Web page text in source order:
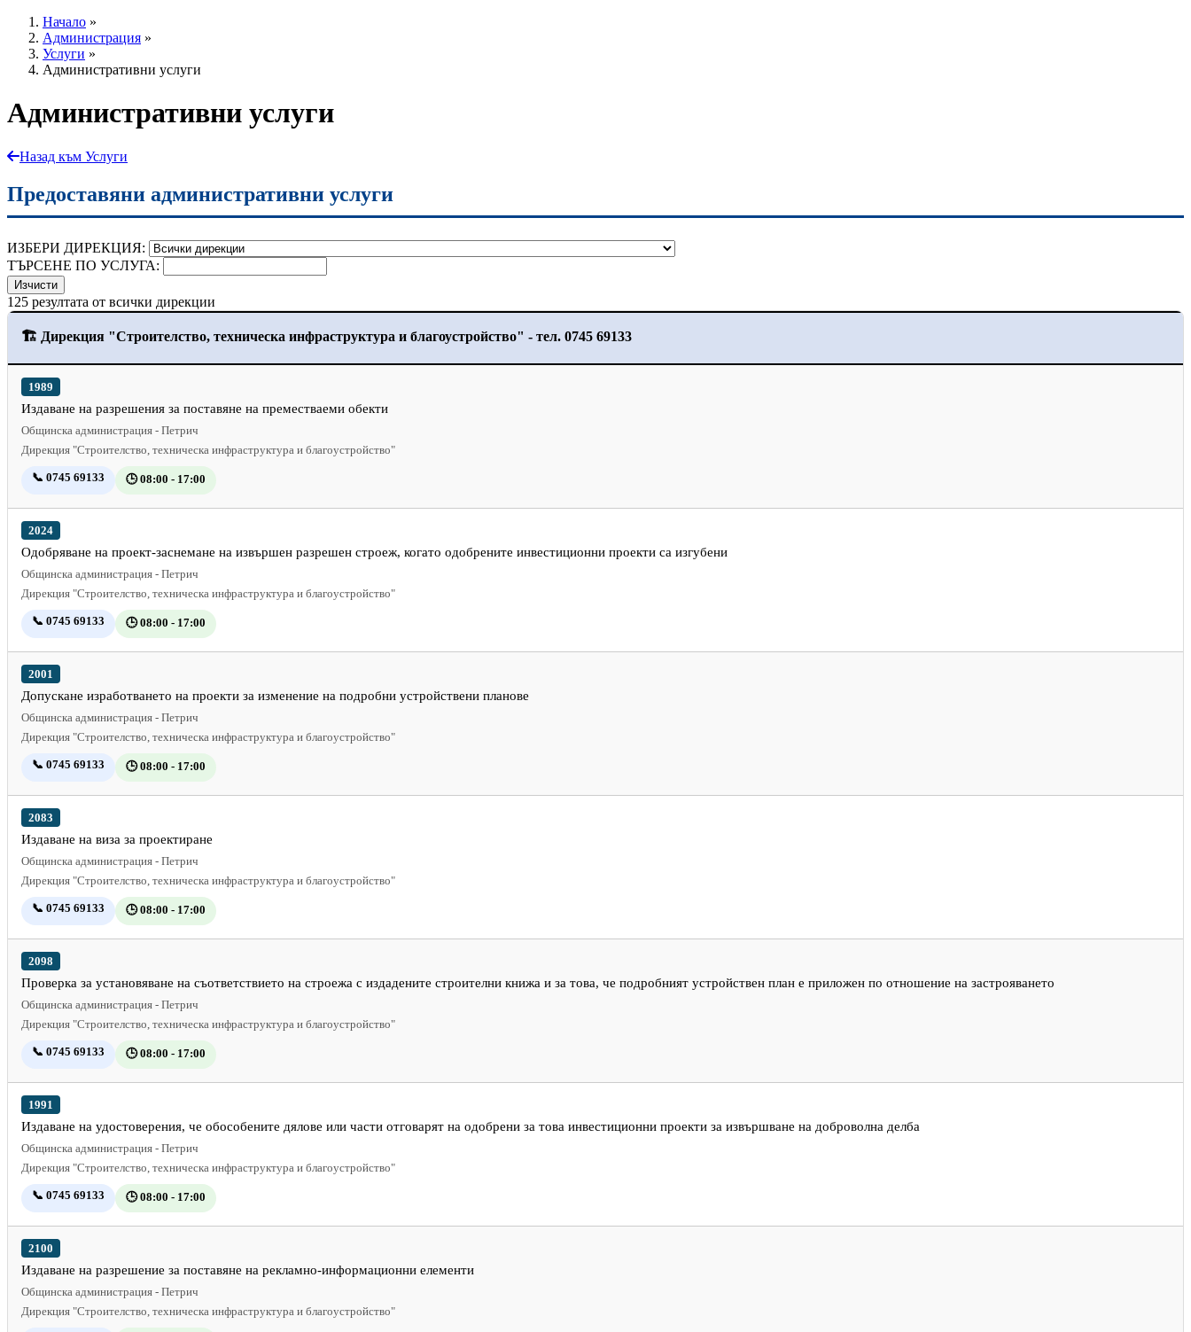
Начало »
Администрация »
Услуги »
Административни услуги
Административни услуги
Назад към Услуги
Предоставяни административни услуги
ИЗБЕРИ ДИРЕКЦИЯ:
ТЪРСЕНЕ ПО УСЛУГА:
Изчисти
125 резултата от всички дирекции
🏗️ Дирекция "Строителство, техническа инфраструктура и благоустройство" - тел. 0745 69133
1989
Издаване на разрешения за поставяне на преместваеми обекти
Общинска администрация - Петрич
Дирекция "Строителство, техническа инфраструктура и благоустройство"
📞 0745 69133 🕒 08:00 - 17:00
2024
Одобряване на проект-заснемане на извършен разрешен строеж, когато одобрените инвестиционни проекти са изгубени
Общинска администрация - Петрич
Дирекция "Строителство, техническа инфраструктура и благоустройство"
📞 0745 69133 🕒 08:00 - 17:00
2001
Допускане изработването на проекти за изменение на подробни устройствени планове
Общинска администрация - Петрич
Дирекция "Строителство, техническа инфраструктура и благоустройство"
📞 0745 69133 🕒 08:00 - 17:00
2083
Издаване на виза за проектиране
Общинска администрация - Петрич
Дирекция "Строителство, техническа инфраструктура и благоустройство"
📞 0745 69133 🕒 08:00 - 17:00
2098
Проверка за установяване на съответствието на строежа с издадените строителни книжа и за това, че подробният устройствен план е приложен по отношение на застрояването
Общинска администрация - Петрич
Дирекция "Строителство, техническа инфраструктура и благоустройство"
📞 0745 69133 🕒 08:00 - 17:00
1991
Издаване на удостоверения, че обособените дялове или части отговарят на одобрени за това инвестиционни проекти за извършване на доброволна делба
Общинска администрация - Петрич
Дирекция "Строителство, техническа инфраструктура и благоустройство"
📞 0745 69133 🕒 08:00 - 17:00
2100
Издаване на разрешение за поставяне на рекламно-информационни елементи
Общинска администрация - Петрич
Дирекция "Строителство, техническа инфраструктура и благоустройство"